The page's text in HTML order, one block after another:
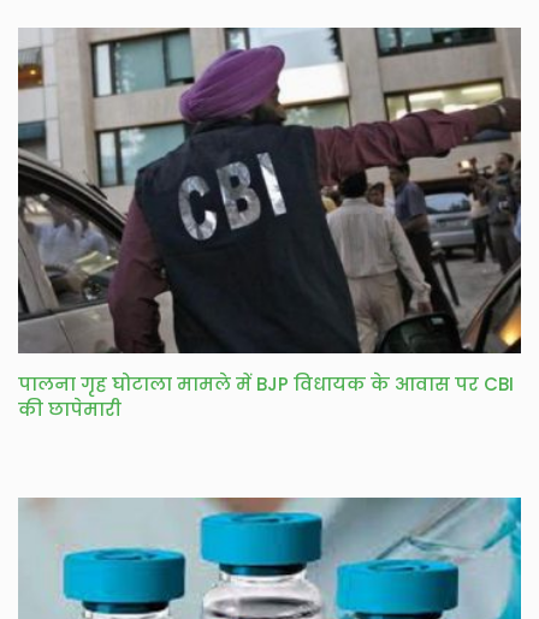
पालना गृह घोटाला मामले में BJP विधायक के आवास पर CBI
की छापेमारी